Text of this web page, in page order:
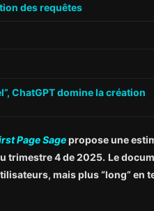
des requêtes
ChatGPT domine la création
Page Sagepropose une
trimestre 4 de 2025. Le
mais plus “long” en